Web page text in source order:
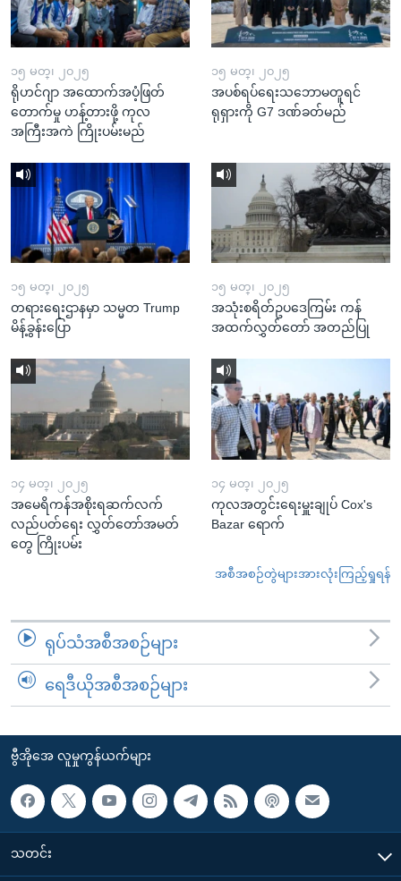
၁၅ မတ္၊ ၂၀၂၅
ရိုဟင်ဂျာ အထောက်အပံ့ဖြတ်
တောက်မှု ဟန့်တားဖို့ ကုလ
အကြီးအကဲ ကြိုးပမ်းမည်
၁၅ မတ္၊ ၂၀၂၅
အပစ်ရပ်ရေးသဘောမတူရင်
ရုရှားကို G7 ဒဏ်ခတ်မည်
၁၅ မတ္၊ ၂၀၂၅
တရားရေးဌာနမှာ သမ္မတ Trump
မိန့်ခွန်းပြော
၁၅ မတ္၊ ၂၀၂၅
အသုံးစရိတ်ဥပဒေကြမ်း ကန်
အထက်လွှတ်တော် အတည်ပြု
၁၄ မတ္၊ ၂၀၂၅
အမေရိကန်အစိုးရဆက်လက်
လည်ပတ်ရေး လွှတ်တော်အမတ်
တွေ ကြိုးပမ်း
၁၄ မတ္၊ ၂၀၂၅
ကုလအတွင်းရေးမှူးချုပ် Cox's
Bazar ရောက်
အစီအစဉ်တွဲများအားလုံးကြည့်ရှုရန်
ရုပ်သံအစီအစဉ်များ
ရေဒီယိုအစီအစဉ်များ
ဗွီအိုအေ လူမှုကွန်ယက်များ
သတင်း